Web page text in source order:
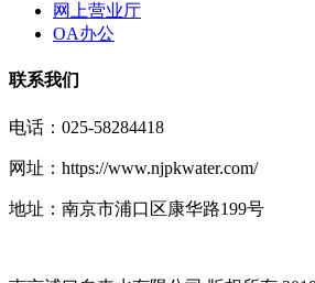
网上营业厅
OA办公
联系我们
电话：025-58284418
网址：https://www.njpkwater.com/
地址：南京市浦口区康华路199号